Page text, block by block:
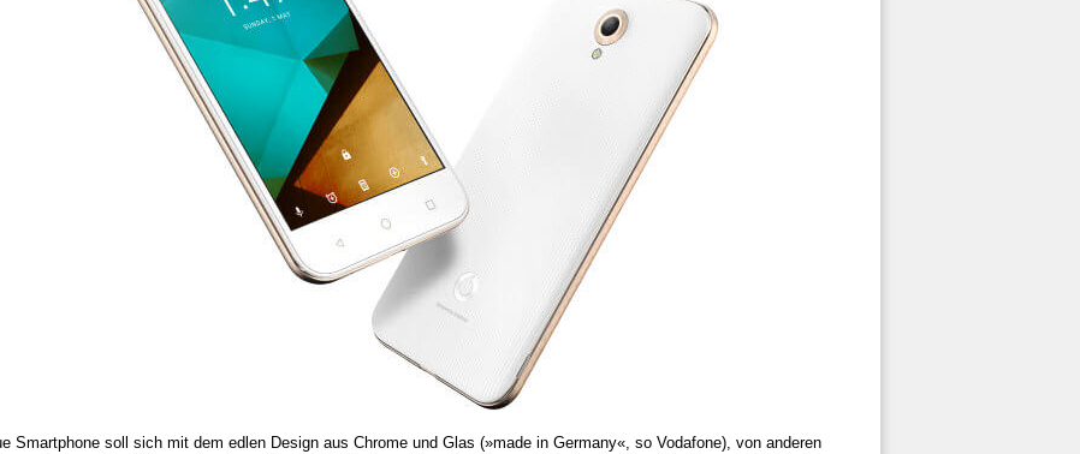
Smartphone soll sich mit dem edlen Design aus Chrome und Glas (»made in Germany«, so Vodafone), von anderen